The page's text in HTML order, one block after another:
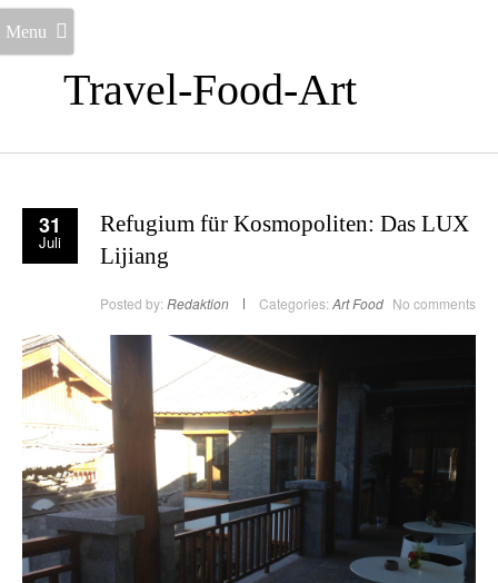
Travel-Food-Art
Menu
31
Juli
Refugium für Kosmopoliten: Das LUX
Lijiang
Posted by: Redaktion Categories: ArtFood No comments